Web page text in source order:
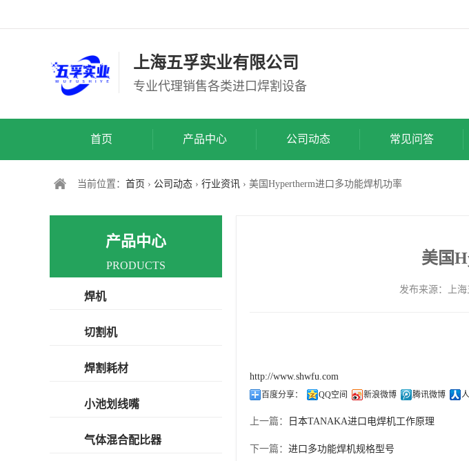
上海五孚实业有限公司
专业代理销售各类进口焊割设备
首页 产品中心 公司动态 常见问答
当前位置： 首页 › 公司动态 › 行业资讯 › 美国Hypertherm进口多功能焊机功率
美国
发布来源：上
http://www.shwfu.com
百度分享： QQ空间 新浪微博 腾讯微博
上一篇： 日本TANAKA进口电焊机工作原理
下一篇： 进口多功能焊机规格型号
产品中心
PRODUCTS
焊机
切割机
焊割耗材
小池划线嘴
气体混合配比器